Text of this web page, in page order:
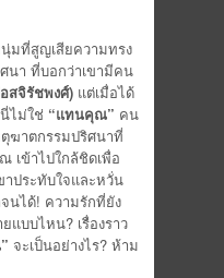
นุ่มที่สูญเสียความทรง
นา ที่บอกว่าเขามีคน
สจิรัชพงศ์) แต่เมื่อได้
ไม่ใช่ “แทนคุณ” คน
ตุฆาตกรรมปริศนาที่
เข้าไปใกล้ชิดเพื่อ
ประทับใจและหวั่น
นได้! ความรักที่ยัง
แบบไหน? เรื่องราว
” จะเป็นอย่างไร? ห้าม